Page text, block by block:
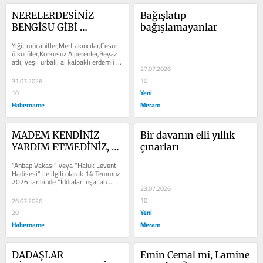
NERELERDESİNİZ
BENGİSU GİBİ
Yiğit mücahitler,Mert akıncılar,Cesur
ülkücüler,Korkusuz Alperenler,Beyaz
atlı, yeşil urbalı, al kalpaklı erdemli
savaşçılar;Ak saçlı,...
31.07.2026
10
Habername
Bağışlatıp
bağışlamayanlar
27.07.2026
10
Yeni
Meram
MADEM KENDİNİZ
YARDIM ETMEDİNİZ,
GETİRDİNİZ?
"Ahbap Vakası" veya "Haluk Levent
Hadisesi" ile ilgili olarak 14 Temmuz
2026 tarihinde "İddialar İnşallah
26.07.2026
20
Habername
Bir davanın elli yıllık
çınarları
23.07.2026
10
Yeni
Meram
DADAŞLAR
Emin Cemal mi, Lamine